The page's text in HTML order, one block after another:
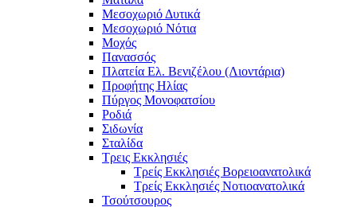
Μεσοχωριό Δυτικά
Μεσοχωριό Νότια
Μοχός
Πανασσός
Πλατεία Ελ. Βενιζέλου (Λιοντάρια)
Προφήτης Ηλίας
Πύργος Μονοφατσίου
Ροδιά
Σιδωνία
Σταλίδα
Τρεις Εκκλησιές
Τρείς Εκκλησιές Βορειοανατολικά
Τρείς Εκκλησιές Νοτιοανατολικά
Τσούτσουρος